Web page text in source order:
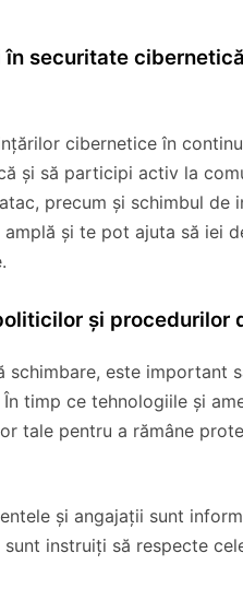
în securitate
cibernetice în
și să participi activ la
precum și schimbul
și te pot ajuta să iei
și procedurilor
schimbare, este important
timp ce tehnologiile și
tale pentru a rămâne
și angajații sunt
instruiți să respecte